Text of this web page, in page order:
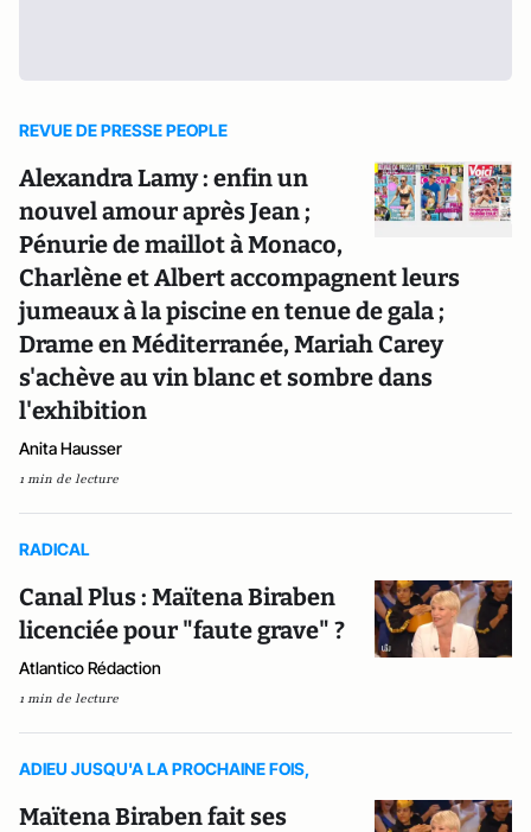
REVUE DE PRESSE PEOPLE
Alexandra Lamy : enfin un
nouvel amour après Jean ;
Pénurie de maillot à Monaco,
Charlène et Albert accompagnent leurs
jumeaux à la piscine en tenue de gala ;
Drame en Méditerranée, Mariah Carey
s'achève au vin blanc et sombre dans
l'exhibition
Anita Hausser
1 min de lecture
RADICAL
Canal Plus : Maïtena Biraben
licenciée pour "faute grave" ?
Atlantico Rédaction
1 min de lecture
ADIEU JUSQU'A LA PROCHAINE FOIS,
Maïtena Biraben fait ses